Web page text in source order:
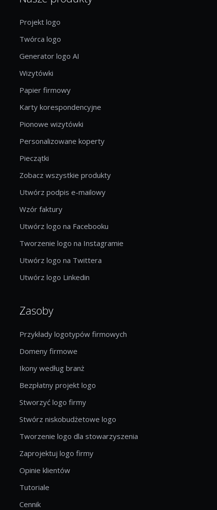
Projekt logo
Twórca logo
Generator logo AI
Wizytówki
Papier firmowy
Karty korespondencyjne
Pionowe wizytówki
Personalizowane koperty
Pieczątki
Zobacz wszystkie produkty
Utwórz podpis e-mailowy
Wzór faktury
Utwórz logo na Facebooku
Tworzenie logo na Instagramie
Utwórz logo na Twittera
Utwórz logo Linkedin
Zasoby
Przykłady logotypów firmowych
Domeny firmowe
Ikony według branż
Bezpłatny projekt logo
Stworzyć logo firmy
Stwórz niskobudżetowe logo
Tworzenie logo dla stowarzyszenia
Zaprojektuj logo firmy
Opinie klientów
Tutoriale
Cennik